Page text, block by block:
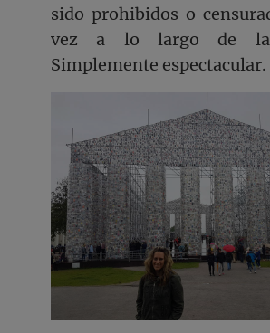
sido prohibidos o
vez a lo largo de la
Simplemente espectacular.